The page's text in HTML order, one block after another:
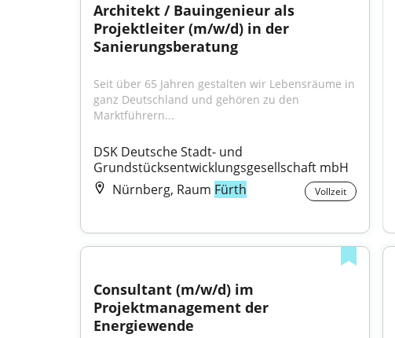
Architekt / Bauingenieur als
Projektleiter (m/w/d) in der
Sanierungsberatung
Seit über 65 Jahren gestalten wir Lebensräume in
ganz Deutschland und gehören zu den
Marktführern...
DSK Deutsche Stadt- und
Grundstücksentwicklungsgesellschaft mbH
Nürnberg, Raum Fürth Vollzeit
Consultant (m/w/d) im
Projektmanagement der
Energiewende